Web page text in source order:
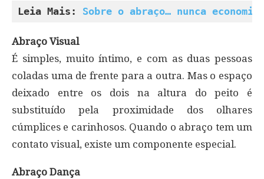
Leia Mais: Sobre o abraço… nunca
Abraço Visual
É simples, muito íntimo, e com as duas pessoas
coladas uma de frente para a outra. Mas o espaço
deixado entre os dois na altura do peito é
substituído pela proximidade dos olhares
cúmplices e carinhosos. Quando o abraço tem um
contato visual, existe um componente especial.
Abraço Dança